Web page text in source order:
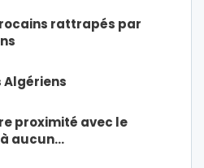
rattrapés par
Algériens
proximité avec le
à aucun…